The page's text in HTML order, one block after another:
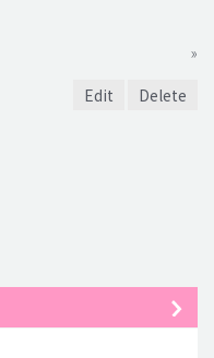
»
Edit Delete